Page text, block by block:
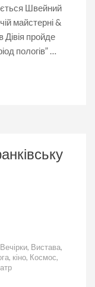
Швейний
майстерні &
Дівія пройде
пологів” …
Вечірки, Вистава,
, кіно, Космос,